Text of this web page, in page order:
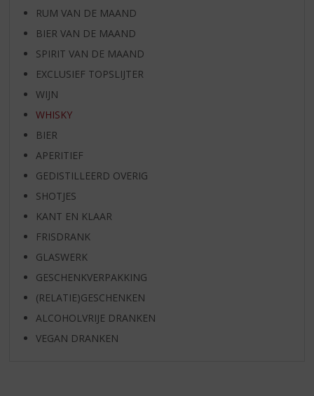
RUM VAN DE MAAND
BIER VAN DE MAAND
SPIRIT VAN DE MAAND
EXCLUSIEF TOPSLIJTER
WIJN
WHISKY
BIER
APERITIEF
GEDISTILLEERD OVERIG
SHOTJES
KANT EN KLAAR
FRISDRANK
GLASWERK
GESCHENKVERPAKKING
(RELATIE)GESCHENKEN
ALCOHOLVRIJE DRANKEN
VEGAN DRANKEN